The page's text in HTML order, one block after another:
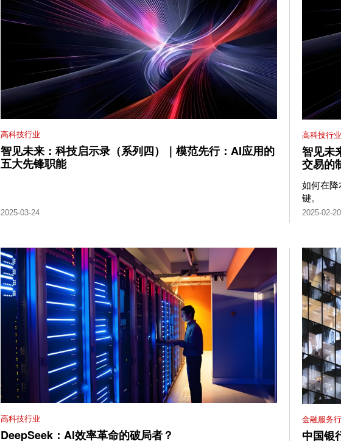
高科技行业
智见未来：科技启示录（系列四）｜模范先行：AI应用的
五大先锋职能
2025-03-24
高科技行业
智见未
交易的
如何在
键。
2025-02-20
高科技行业
DeepSeek：AI效率革命的破局者？
金融服务
中国银